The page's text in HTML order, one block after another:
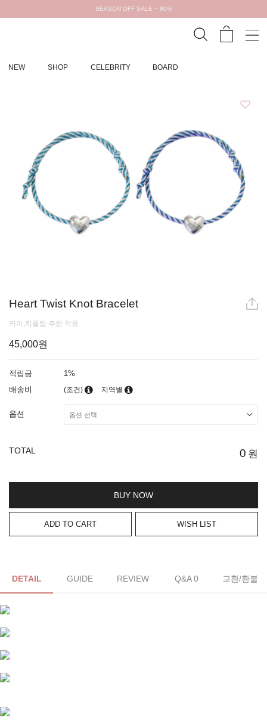
SEASON OFF SALE ~ 80%
NEW SHOP CELEBRITY BOARD
Heart Twist Knot Bracelet
카이,킥플립 주왕 착용
45,000원
적립금
1%
배송비
(조건) 지역별
옵션
TOTAL 0 원
BUY NOW
ADD TO CART WISH LIST
DETAIL GUIDE REVIEW Q&A 0 교환/환불